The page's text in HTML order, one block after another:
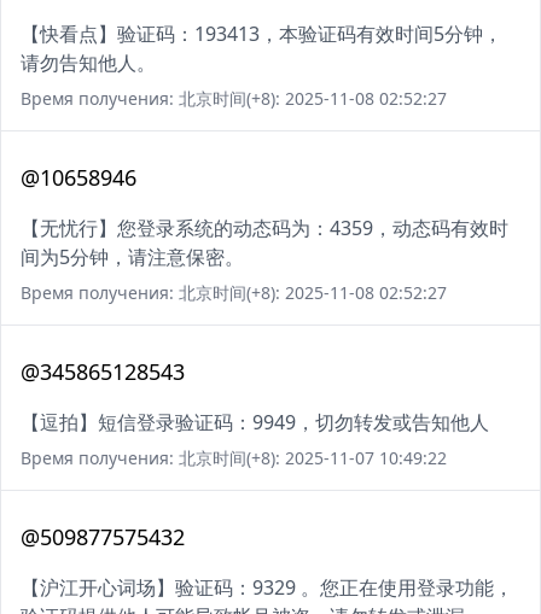
【快看点】验证码：193413，本验证码有效时间5分钟，
请勿告知他人。
Время получения: 北京时间(+8): 2025-11-08 02:52:27
@10658946
【无忧行】您登录系统的动态码为：4359，动态码有效时
间为5分钟，请注意保密。
Время получения: 北京时间(+8): 2025-11-08 02:52:27
@345865128543
【逗拍】短信登录验证码：9949，切勿转发或告知他人
Время получения: 北京时间(+8): 2025-11-07 10:49:22
@509877575432
【沪江开心词场】验证码：9329 。您正在使用登录功能，